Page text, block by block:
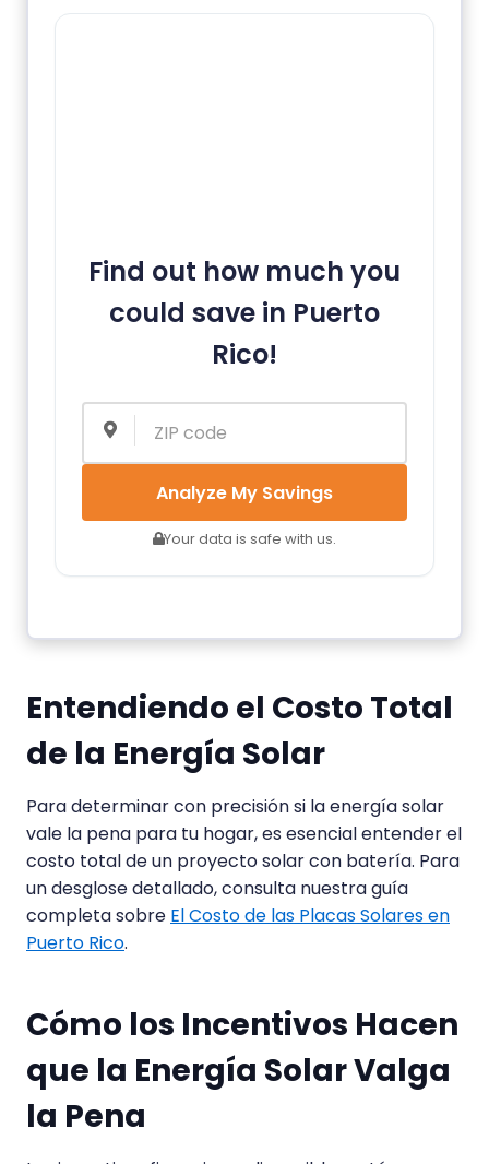
Find out how much you
could save in Puerto
Rico!
Analyze My Savings
Your data is safe with us.
Entendiendo el Costo Total
de la Energía Solar
Para determinar con precisión si la energía solar
vale la pena para tu hogar, es esencial entender el
costo total de un proyecto solar con batería. Para
un desglose detallado, consulta nuestra guía
completa sobre El Costo de las Placas Solares en
Puerto Rico.
Cómo los Incentivos Hacen
que la Energía Solar Valga
la Pena